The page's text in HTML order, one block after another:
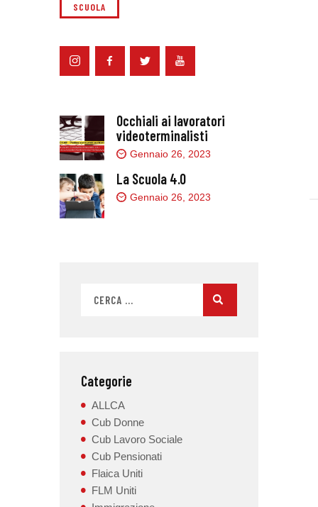
SCUOLA
Occhiali ai lavoratori
videoterminalisti
Gennaio 26, 2023
La Scuola 4.0
Gennaio 26, 2023
Categorie
ALLCA
Cub Donne
Cub Lavoro Sociale
Cub Pensionati
Flaica Uniti
FLM Uniti